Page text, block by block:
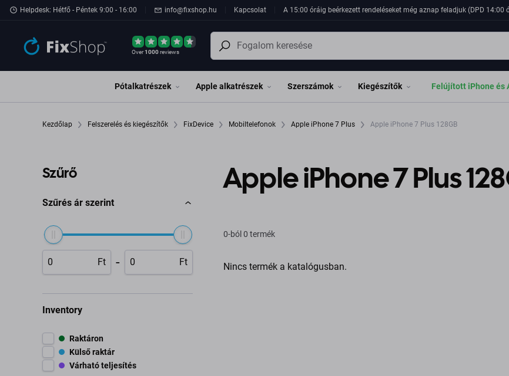
Ugrás az oldal fő részéhez
Helpdesk: Hétfő - Péntek 9:00 - 16:00 info@fixshop.hu Kapcsolat A 15:00 óráig beérkezett rendeléseket még aznap feladjuk (DPD
Over1000reviews
Pótalkatrészek Apple alkatrészek Szerszámok Kiegészítők Felújított iPhone és
Kezdőlap Felszerelés és kiegészítők FixDevice Mobiltelefonok Apple iPhone 7 Plus Apple iPhone 7 Plus 128GB
Szűrő
Szűrés ár szerint
Ft - Ft
Inventory
Raktáron
Külső raktár
Várható teljesítés
Apple iPhone 7 Plus
0-ból 0 termék
Nincs termék a katalógusban.